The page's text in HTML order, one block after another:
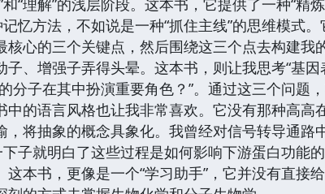
“理解”的浅层阶段。这本书，它提供了一种“精
忆方法，不如说是一种“抓住主线”的思维模式
心的三个关键点，然后围绕这三个点去构建我
、增强子弄得头晕。这本书，则让我思考“基
分子在其中扮演重要角色？”。通过这三个问题
的语言风格也让我非常喜欢。它没有那种高高
将抽象的概念具象化。我曾经对信号转导通路
子就明白了这些过程是如何影响下游蛋白功能
本书，更像是一个“学习助手”，它并没有直接